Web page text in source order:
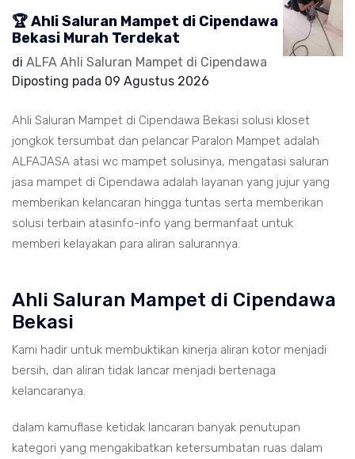
🏆 Ahli Saluran Mampet di Cipendawa
Bekasi Murah Terdekat
di ALFA Ahli Saluran Mampet di Cipendawa
Diposting pada 09 Agustus 2026
Ahli Saluran Mampet di Cipendawa Bekasi solusi kloset
jongkok tersumbat dan pelancar Paralon Mampet adalah
ALFAJASA atasi wc mampet solusinya, mengatasi saluran
jasa mampet di Cipendawa adalah layanan yang jujur yang
memberikan kelancaran hingga tuntas serta memberikan
solusi terbain atasinfo-info yang bermanfaat untuk
memberi kelayakan para aliran salurannya.
Ahli Saluran Mampet di Cipendawa
Bekasi
Kami hadir untuk membuktikan kinerja aliran kotor menjadi
bersih, dan aliran tidak lancar menjadi bertenaga
kelancaranya.
dalam kamuflase ketidak lancaran banyak penutupan
kategori yang mengakibatkan ketersumbatan ruas dalam